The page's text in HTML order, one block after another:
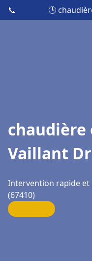
📞 🕒
Vaillant
Intervention rapide et
(67410)